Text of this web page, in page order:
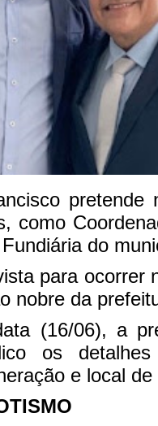
pretende
como
do
para ocorrer
nobre da
(16/06), a
os
e local